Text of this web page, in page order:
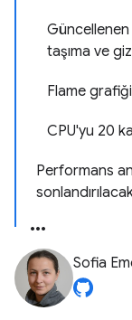
Güncellenen
taşıma ve
Flame
CPU'yu 20
Performans
Sofia